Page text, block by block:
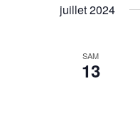
juillet 2024
SAM
13